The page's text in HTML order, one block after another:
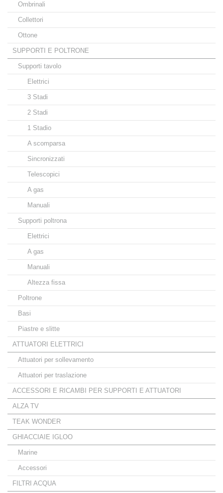
Ombrinali
Collettori
Ottone
SUPPORTI E POLTRONE
Supporti tavolo
Elettrici
3 Stadi
2 Stadi
1 Stadio
A scomparsa
Sincronizzati
Telescopici
A gas
Manuali
Supporti poltrona
Elettrici
A gas
Manuali
Altezza fissa
Poltrone
Basi
Piastre e slitte
ATTUATORI ELETTRICI
Attuatori per sollevamento
Attuatori per traslazione
ACCESSORI E RICAMBI PER SUPPORTI E ATTUATORI
ALZA TV
TEAK WONDER
GHIACCIAIE IGLOO
Marine
Accessori
FILTRI ACQUA